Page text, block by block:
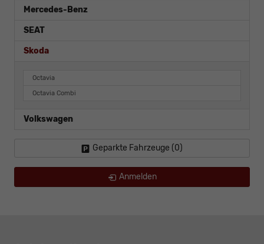
Mercedes-Benz
SEAT
Skoda
Octavia
Octavia Combi
Volkswagen
Geparkte Fahrzeuge (0)
Anmelden